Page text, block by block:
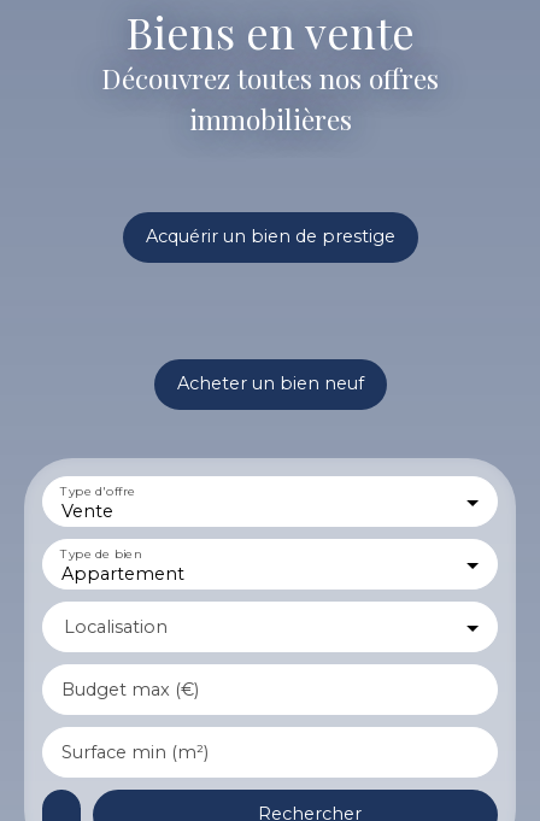
Biens en vente
Découvrez toutes nos offres
immobilières
Acquérir un bien de prestige
Acheter un bien neuf
Vente
Type d'offre
Appartement
Type de bien
Localisation
Budget max (€)
Surface min (m²)
Rechercher